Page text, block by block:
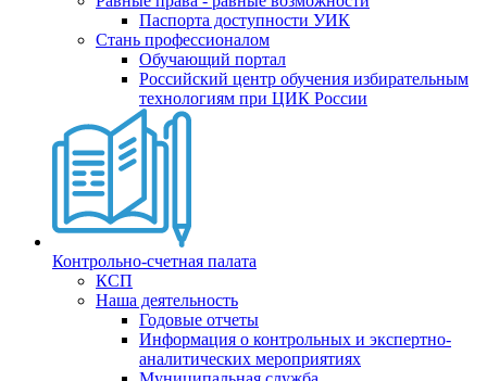
Паспорта доступности УИК
Стань профессионалом
Обучающий портал
Российский центр обучения избирательным
технологиям при ЦИК России
Контрольно-счетная палата
КСП
Наша деятельность
Годовые отчеты
Информация о контрольных и экспертно-
аналитических мероприятиях